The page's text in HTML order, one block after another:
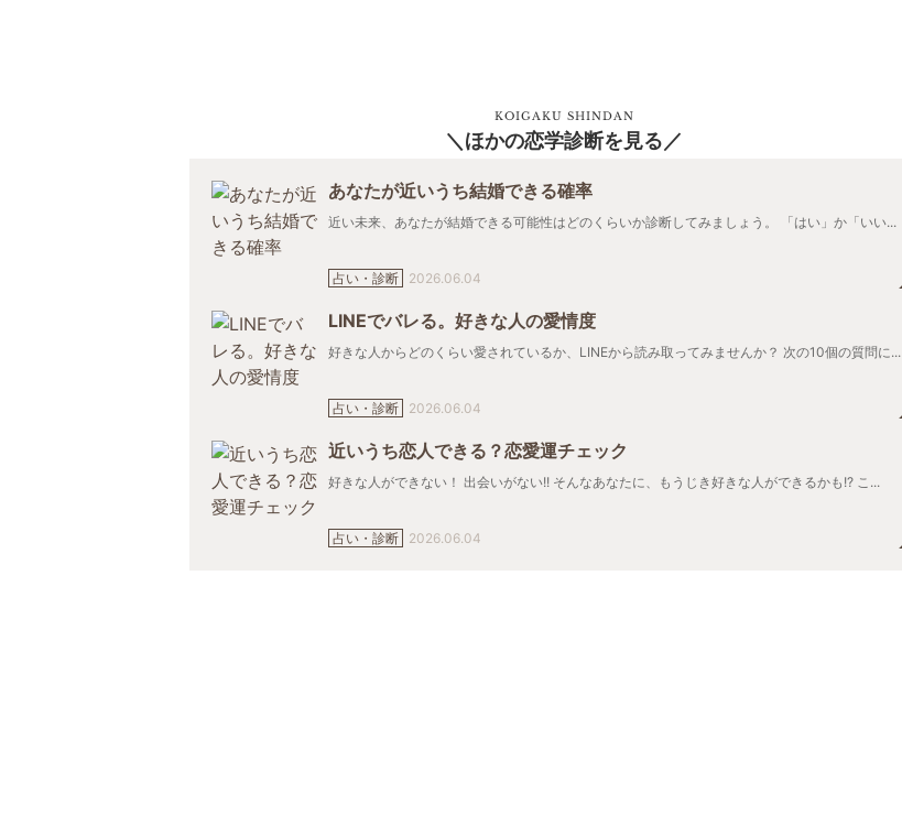
KOIGAKU SHINDAN
ほかの恋学診断を見る
あなたが近いうち結婚できる確率
近い未来、あなたが結婚できる可能性はどのくらいか診断してみましょう。 「はい」か「いい...
占い・診断 2026.06.04
LINEでバレる。好きな人の愛情度
好きな人からどのくらい愛されているか、LINEから読み取ってみませんか？ 次の10個の質問に...
占い・診断 2026.06.04
近いうち恋人できる？恋愛運チェック
好きな人ができない！ 出会いがない!! そんなあなたに、もうじき好きな人ができるかも!? こ...
占い・診断 2026.06.04